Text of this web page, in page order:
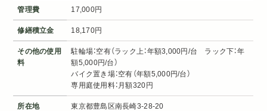
管理費 17,000円
修繕積立金 18,170円
その他の使用
料
駐輪場：空有（ラック上：年額3,000円/台 ラック下：年
額5,000円/台）
バイク置き場：空有（年額5,000円/台）
専用庭使用料：月額320円
所在地 東京都豊島区南長崎3-28-20